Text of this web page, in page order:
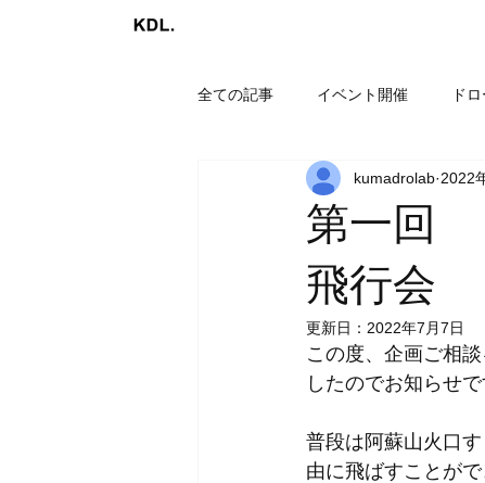
全ての記事 イベント開催 ド
第一回
飛行会
kumadrolab 2022
更新日： 2022年7月7日
この度、企画ご相
したのでお知らせで
普段は阿蘇山火口
由に飛ばすことが